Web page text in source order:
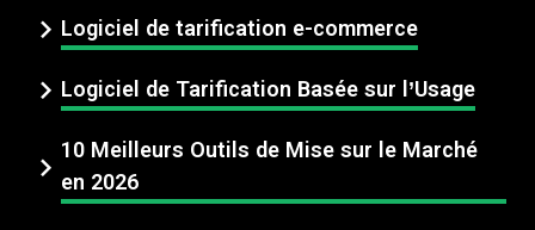
Logiciel de tarification e-commerce
Logiciel de Tarification Basée sur l’Usage
10 Meilleurs Outils de Mise sur le Marché
en 2026